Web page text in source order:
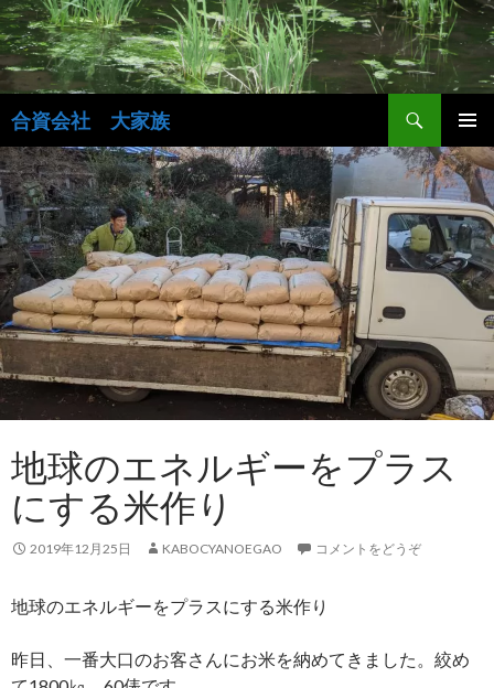
合資会社 大家族
検
索
ン
テ
ン
ツ
へ
移
動
地球のエネルギーをプラス
にする米作り
2019年12月25日 KABOCYANOEGAO コメントをどうぞ
地球のエネルギーをプラスにする米作り
昨日、一番大口のお客さんにお米を納めてきました。絞め